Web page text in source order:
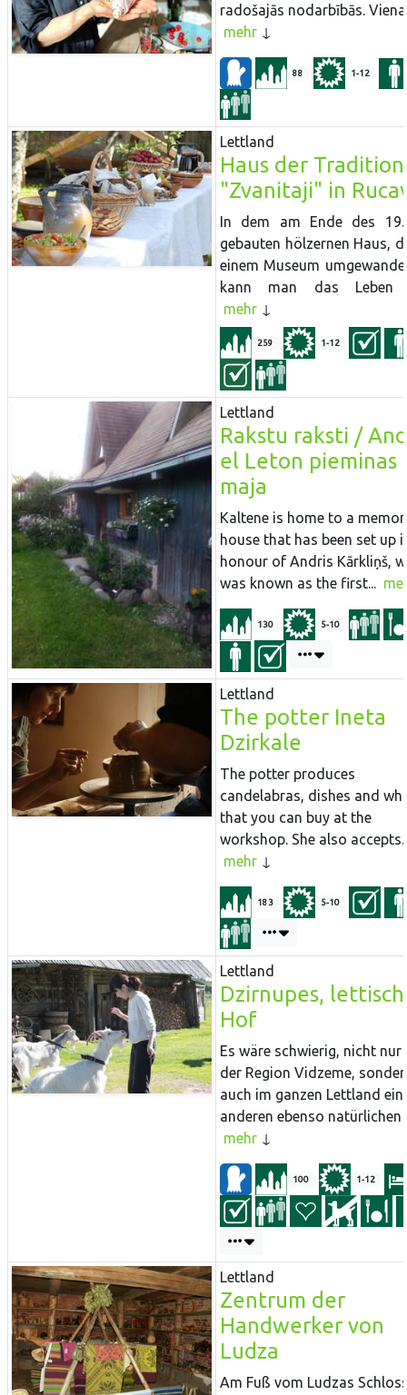
radošajās nodarbībās.
mehr
88 1-12
Lettland
Haus der
"Zvanitaji" in
In dem am Ende des
gebauten hölzernen Haus,
einem Museum
kann man das Leben
mehr
259 1-12
Lettland
Rakstu raksti /
el Leton pieminas
maja
Kaltene is home to a
house that has been set up
honour of Andris Kārkliņš,
was known as the first...
130 5-10
Lettland
The potter Ineta
Dzirkale
The potter produces
candelabras, dishes and
that you can buy at the
workshop. She also
mehr
183 5-10
Lettland
Dzirnupes,
Hof
Es wäre schwierig, nicht nur
der Region Vidzeme,
auch im ganzen Lettland
anderen ebenso natürlichen
mehr
100 1-12
Lettland
Zentrum der
Handwerker von
Ludza
Am Fuß vom Ludzas